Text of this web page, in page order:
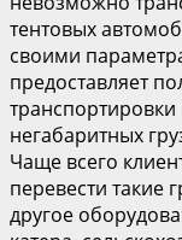
тентовых
своими
предоставляет
негабаритных
Чаще всего
перевести такие
другое